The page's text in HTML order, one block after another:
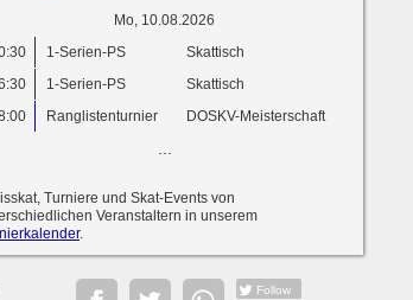
Mo, 10.08.2026
1-Serien-PS
Skattisch
1-Serien-PS
Skattisch
Ranglistenturnier DOSKV-Meisterschaft
Turniere und Skat-Events von
Veranstaltern in unserem
.
Follow